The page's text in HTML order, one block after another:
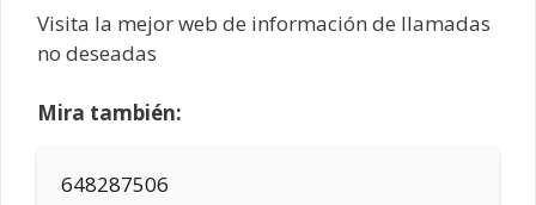
Visita la mejor web de información de llamadas
no deseadas
Mira también:
648287506